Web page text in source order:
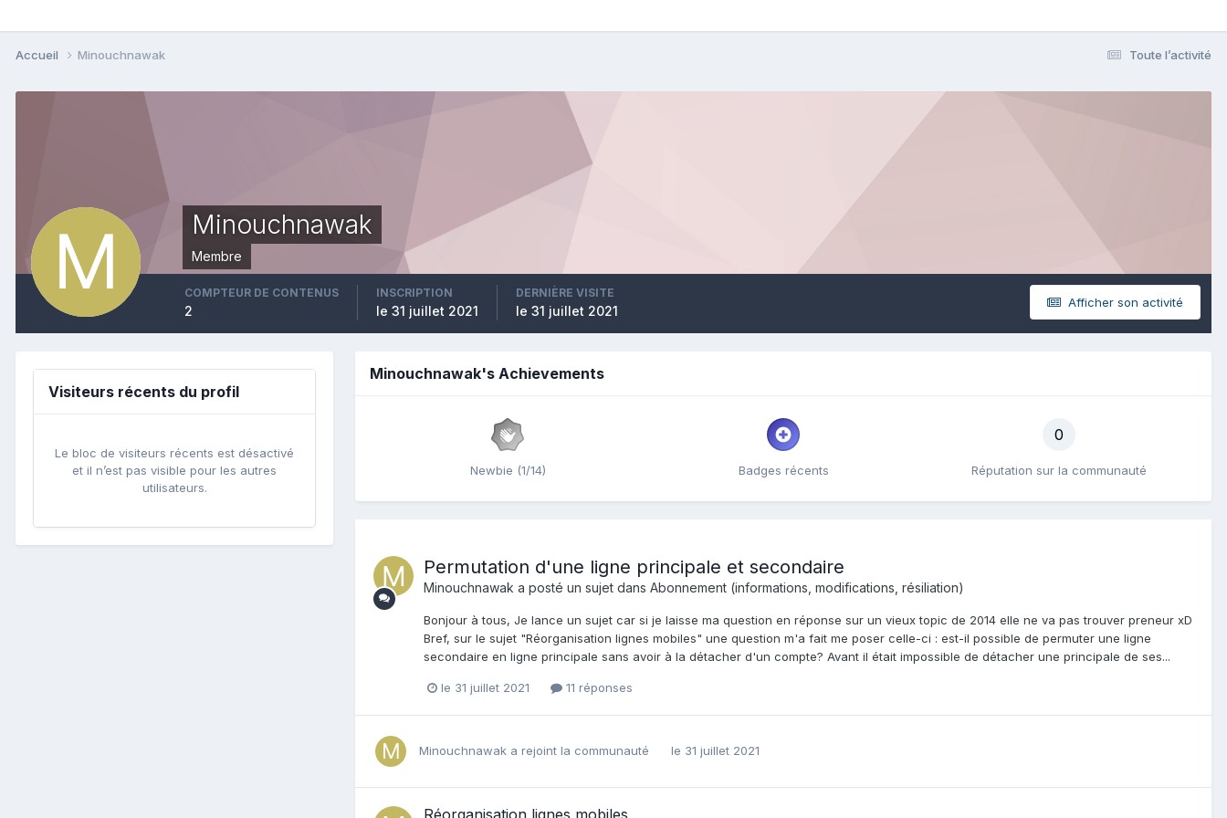
Toute l’activité
Accueil Minouchnawak
Minouchnawak
Membre
Afficher son activité
COMPTEUR DE CONTENUS
2
INSCRIPTION
le 31 juillet 2021
DERNIÈRE VISITE
le 31 juillet 2021
Visiteurs récents du profil
Le bloc de visiteurs récents est désactivé
et il n’est pas visible pour les autres
utilisateurs.
Minouchnawak's Achievements
Newbie (1/14) Badges récents
0
Réputation sur la communauté
Permutation d'une ligne principale et secondaire
Minouchnawak a posté un sujet dans Abonnement (informations, modifications, résiliation)
Bonjour à tous, Je lance un sujet car si je laisse ma question en réponse sur un vieux topic de 2014 elle ne va pas trouver preneur xD
Bref, sur le sujet "Réorganisation lignes mobiles" une question m'a fait me poser celle-ci : est-il possible de permuter une ligne
secondaire en ligne principale sans avoir à la détacher d'un compte? Avant il était impossible de détacher une principale de ses...
le 31 juillet 2021 11 réponses
Minouchnawak a rejoint la communauté le 31 juillet 2021
Réorganisation lignes mobiles